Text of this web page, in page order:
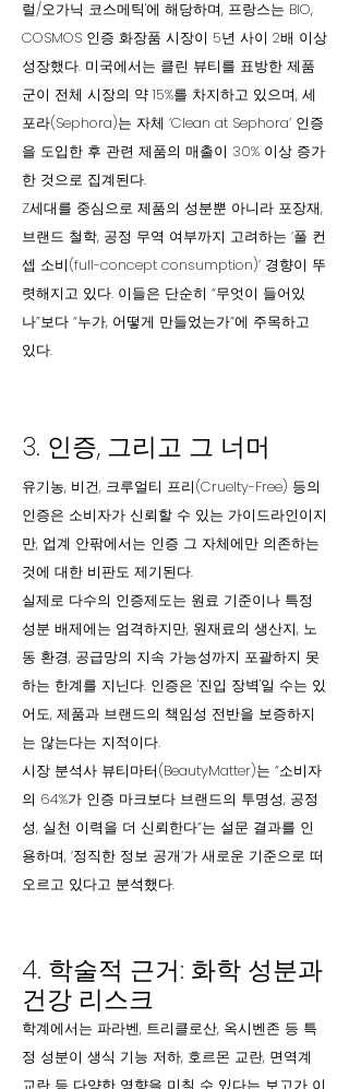
럴/오가닉 코스메틱'에 해당하며, 프랑스는 BIO,
COSMOS 인증 화장품 시장이 5년 사이 2배 이상
성장했다. 미국에서는 클린 뷰티를 표방한 제품
군이 전체 시장의 약 15%를 차지하고 있으며, 세
포라(Sephora)는 자체 ‘Clean at Sephora’ 인증
을 도입한 후 관련 제품의 매출이 30% 이상 증가
한 것으로 집계된다.
Z세대를 중심으로 제품의 성분뿐 아니라 포장재,
브랜드 철학, 공정 무역 여부까지 고려하는 ‘풀 컨
셉 소비(full-concept consumption)’ 경향이 뚜
렷해지고 있다. 이들은 단순히 “무엇이 들어있
나”보다 “누가, 어떻게 만들었는가”에 주목하고
있다.
3. 인증, 그리고 그 너머
유기농, 비건, 크루얼티 프리(Cruelty-Free) 등의
인증은 소비자가 신뢰할 수 있는 가이드라인이지
만, 업계 안팎에서는 인증 그 자체에만 의존하는
것에 대한 비판도 제기된다.
실제로 다수의 인증제도는 원료 기준이나 특정
성분 배제에는 엄격하지만, 원재료의 생산지, 노
동 환경, 공급망의 지속 가능성까지 포괄하지 못
하는 한계를 지닌다. 인증은 '진입 장벽'일 수는 있
어도, 제품과 브랜드의 책임성 전반을 보증하지
는 않는다는 지적이다.
시장 분석사 뷰티마터(BeautyMatter)는 “소비자
의 64%가 인증 마크보다 브랜드의 투명성, 공정
성, 실천 이력을 더 신뢰한다”는 설문 결과를 인
용하며, ‘정직한 정보 공개’가 새로운 기준으로 떠
오르고 있다고 분석했다.
4. 학술적 근거: 화학 성분과
건강 리스크
학계에서는 파라벤, 트리클로산, 옥시벤존 등 특
정 성분이 생식 기능 저하, 호르몬 교란, 면역계